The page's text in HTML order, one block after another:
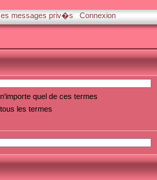
messages priv�s Connexion
quel de ces termes
les termes